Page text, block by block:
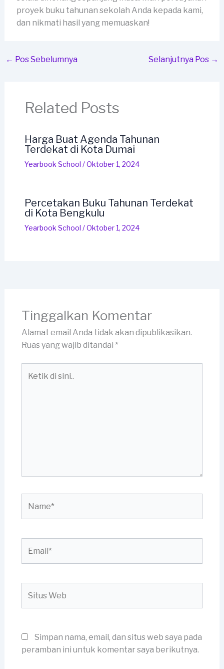
proyek buku tahunan sekolah Anda kepada kami,
dan nikmati hasil yang memuaskan!
← Pos Sebelumnya Selanjutnya Pos →
Related Posts
Harga Buat Agenda Tahunan
Terdekat di Kota Dumai
Yearbook School /Oktober 1, 2024
Percetakan Buku Tahunan Terdekat
di Kota Bengkulu
Yearbook School /Oktober 1, 2024
Tinggalkan Komentar
Alamat email Anda tidak akan dipublikasikan.
Ruas yang wajib ditandai *
Web
Simpan nama, email, dan situs web saya pada
peramban ini untuk komentar saya berikutnya.